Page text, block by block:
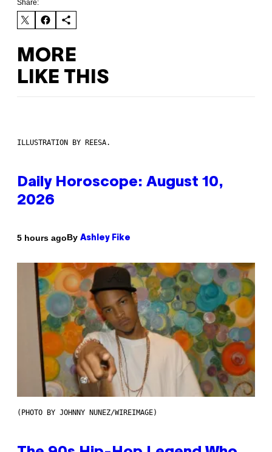
Share:
MORE
LIKE THIS
ILLUSTRATION BY REESA.
Daily Horoscope: August 10,
2026
5 hours agoBy Ashley Fike
(PHOTO BY JOHNNY NUNEZ/WIREIMAGE)